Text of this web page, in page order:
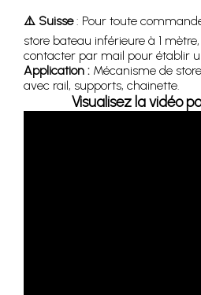
⚠️ Suisse: Pour toute
store bateau inférieure à 1
contacter par mail pour établir
Application : Mécanisme de
avec rail, supports, chainette.
Visualisez la vidéo